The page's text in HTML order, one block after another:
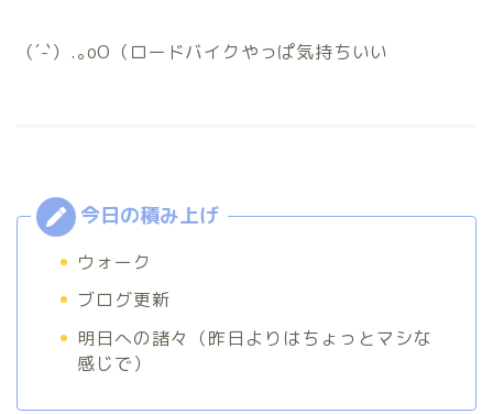
（´-`）.｡oO（ロードバイクやっぱ気持ちいい
ウォーク
ブログ更新
明日への諸々（昨日よりはちょっとマシな
感じで）